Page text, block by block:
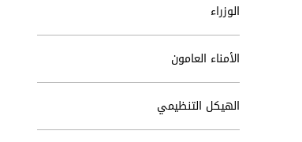
الوزراء
الأمناء العامون
الهيكل التنظيمي